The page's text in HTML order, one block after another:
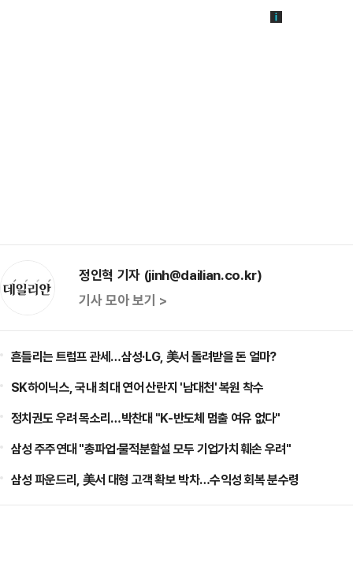
정인혁 기자 (jinh@dailian.co.kr)
기사 모아 보기 >
흔들리는 트럼프 관세…삼성·LG, 美서 돌려받을 돈 얼마?
SK하이닉스, 국내 최대 연어 산란지 '남대천' 복원 착수
정치권도 우려 목소리…박찬대 "K-반도체 멈출 여유 없다"
삼성 주주연대 "총파업·물적분할설 모두 기업가치 훼손 우려"
삼성 파운드리, 美서 대형 고객 확보 박차…수익성 회복 분수령